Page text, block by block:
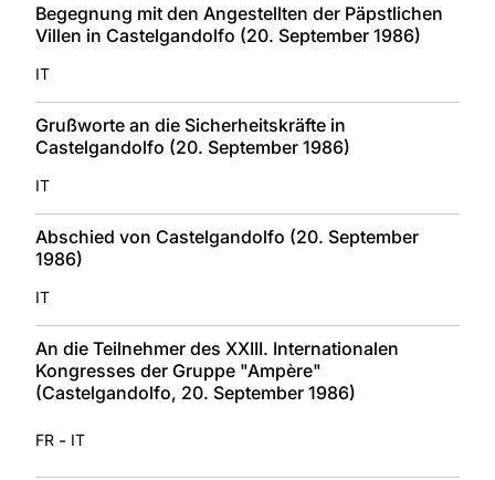
Begegnung mit den Angestellten der Päpstlichen
Villen in Castelgandolfo (20. September 1986)
IT
Grußworte an die Sicherheitskräfte in
Castelgandolfo (20. September 1986)
IT
Abschied von Castelgandolfo (20. September
1986)
IT
An die Teilnehmer des XXIII. Internationalen
Kongresses der Gruppe "Ampère"
(Castelgandolfo, 20. September 1986)
FR - IT